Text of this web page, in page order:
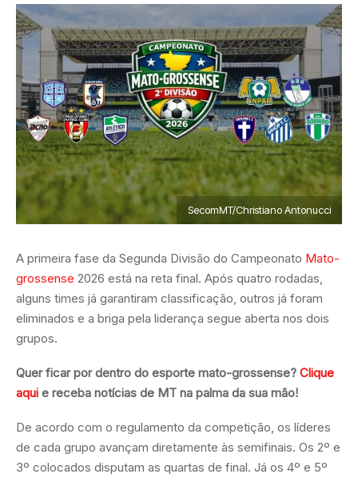
SecomMT/Christiano Antonucci
A primeira fase da Segunda Divisão do Campeonato Mato-
grossense 2026 está na reta final. Após quatro rodadas,
alguns times já garantiram classificação, outros já foram
eliminados e a briga pela liderança segue aberta nos dois
grupos.
Quer ficar por dentro do esporte mato-grossense? Clique
aqui e receba notícias de MT na palma da sua mão!
De acordo com o regulamento da competição, os líderes
de cada grupo avançam diretamente às semifinais. Os 2º e
3º colocados disputam as quartas de final. Já os 4º e 5º